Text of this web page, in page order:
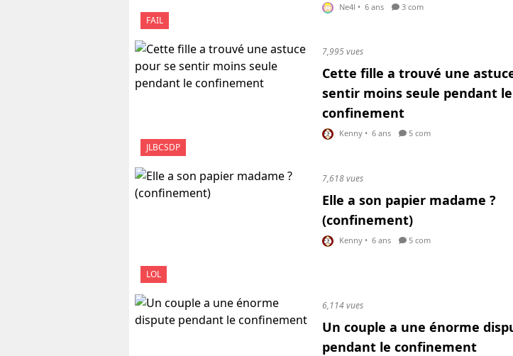
FAIL
Ne4l • 6 ans 3 com
JLBCSDP
7,995 vues
Cette fille a trouvé une
sentir moins seule pendant le
confinement
Kenny • 6 ans 5 com
LOL
7,618 vues
Elle a son papier madame ?
(confinement)
Kenny • 6 ans 5 com
6,114 vues
Un couple a une énorme
pendant le confinement